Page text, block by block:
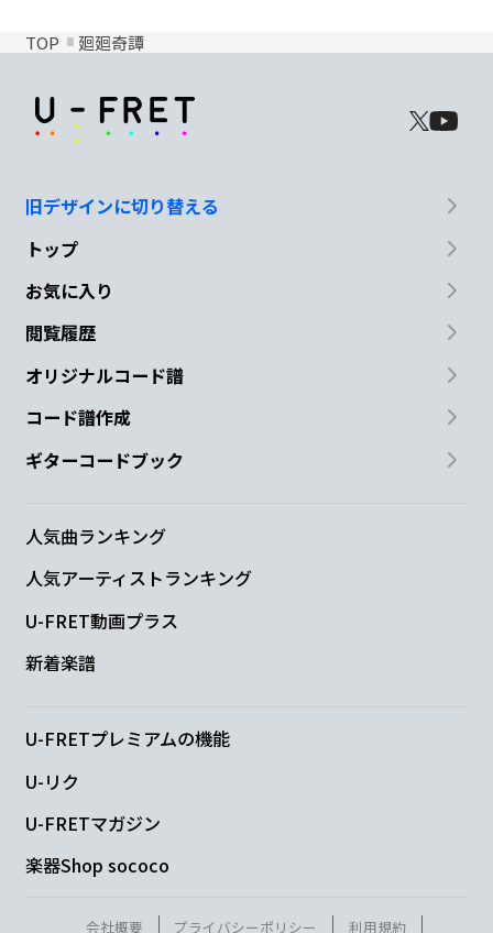
TOP 廻廻奇譚
旧デザインに切り替える
トップ
お気に入り
閲覧履歴
オリジナルコード譜
コード譜作成
ギターコードブック
人気曲ランキング
人気アーティストランキング
U-FRET動画プラス
新着楽譜
U-FRETプレミアムの機能
U-リク
U-FRETマガジン
楽器Shop sococo
会社概要 プライバシーポリシー 利用規約